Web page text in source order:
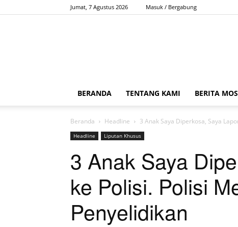
Jumat, 7 Agustus 2026 Masuk / Bergabung
BERANDA TENTANG KAMI BERITA
Beranda Headline 3 Anak Saya Diperkosa, Saya
Headline Liputan Khusus
3 Anak Saya
ke Polisi. Polisi
Penyelidikan